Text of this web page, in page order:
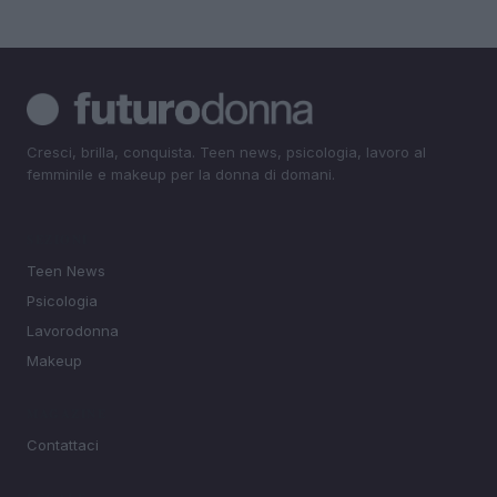
Cresci, brilla, conquista. Teen news, psicologia, lavoro al
femminile e makeup per la donna di domani.
Teen News
Psicologia
Lavorodonna
Makeup
Contattaci